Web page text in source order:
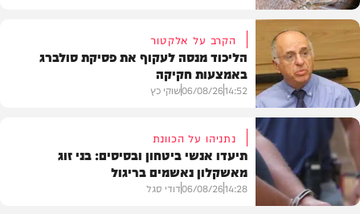
בריאות
פוליטי
הקרב על אלקטור
הליכוד מנסה לעקוף את פסיקת סולברג
באמצעות חקיקה
14:52
06/08/26שוקי כץ
נתניהו על הכוונת
תיעדו אנשי ביטחון ובסיסים: בני זוג
מאשקלון נאשמים בריגול
14:28
06/08/26דודי סגל